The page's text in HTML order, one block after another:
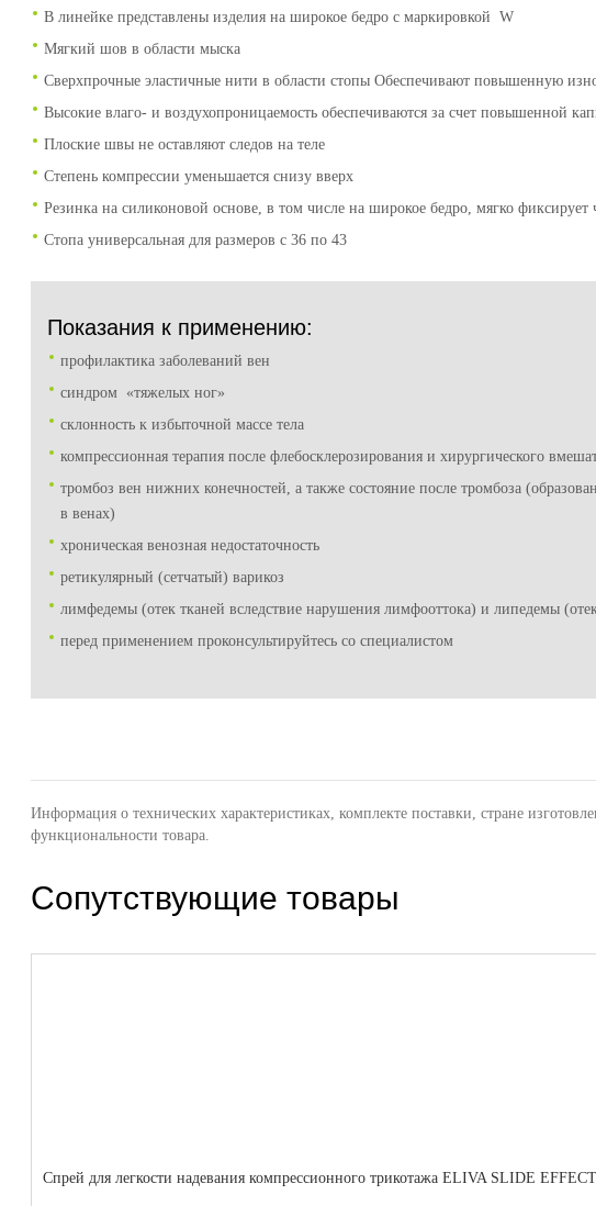
В линейке представлены изделия на широкое бедро с маркировкой W
Мягкий шов в области мыска
Сверхпрочные эластичные нити в области стопы Обеспечивают повышенную
Высокие влаго- и воздухопроницаемость обеспечиваются за счет повышенной
Плоские швы не оставляют следов на теле
Степень компрессии уменьшается снизу вверх
Резинка на силиконовой основе, в том числе на широкое бедро, мягко фиксирует
Стопа универсальная для размеров с 36 по 43
Показания к применению:
профилактика заболеваний вен
синдром «тяжелых ног»
склонность к избыточной массе тела
компрессионная терапия после флебосклерозирования и хирургического
тромбоз вен нижних конечностей, а также состояние после тромбоза
в венах)
хроническая венозная недостаточность
ретикулярный (сетчатый) варикоз
лимфедемы (отек тканей вследствие нарушения лимфооттока) и липедемы
перед применением проконсультируйтесь со специалистом
Информация о технических характеристиках, комплекте поставки, стране
функциональности товара.
Сопутствующие товары
Cпрей для легкости надевания компрессионного трикотажа ELIVA SLIDE